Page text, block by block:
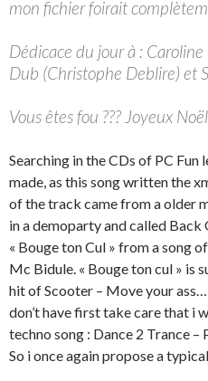
mon fichier foirait
Dédicace du jour à :
Dub (Christophe Deblire) et
Vous êtes fou ??? Joyeux
Searching in the CDs of PC
made, as this song written the
of the track came from a older
in a demoparty and called Back
« Bouge ton Cul » from a song
Mc Bidule. « Bouge ton cul » is
hit of Scooter – Move your
don’t have first take care that i
techno song : Dance 2 Trance
So i once again propose a